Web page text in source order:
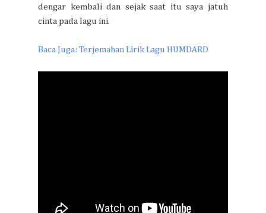
dengar kembali dan sejak saat itu saya jatuh
cinta pada lagu ini.
Baca Juga: Terjemahan Lirik Lagu HUMDARD